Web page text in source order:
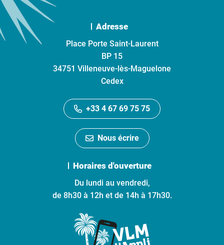
Adresse
Place Porte Saint-Laurent
BP 15
34751 Villeneuve-lès-Maguelone
Cedex
+33 4 67 69 75 75
Nous écrire
Horaires d'ouverture
Du lundi au vendredi,
de 8h30 à 12h et de 14h à 17h30.